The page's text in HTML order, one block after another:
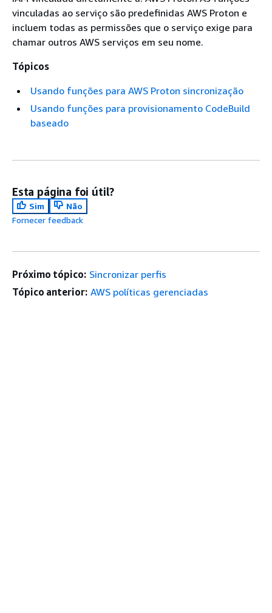
vinculadas ao serviço são predefinidas AWS Proton e
incluem todas as permissões que o serviço exige para
chamar outros AWS serviços em seu nome.
Tópicos
Usando funções para AWS Proton sincronização
Usando funções para provisionamento CodeBuild
baseado
Esta página foi útil?
Sim
Não
Fornecer feedback
Próximo tópico: Sincronizar perfis
Tópico anterior: AWS políticas gerenciadas